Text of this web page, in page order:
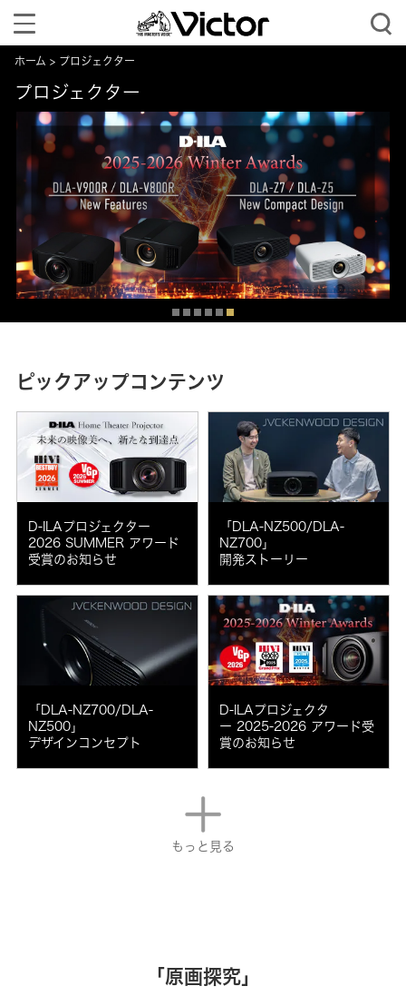
Toggle
navigation
ホーム プロジェクター
プロジェクター
ピックアップコンテンツ
D-ILAプロジェクター
2026 SUMMER アワード
受賞のお知らせ
「DLA-NZ500/DLA-
NZ700」
開発ストーリー
「DLA-NZ700/DLA-
NZ500」
デザインコンセプト
D-ILAプロジェクタ
ー 2025-2026 アワード受
賞のお知らせ
もっと見る
「原画探究」